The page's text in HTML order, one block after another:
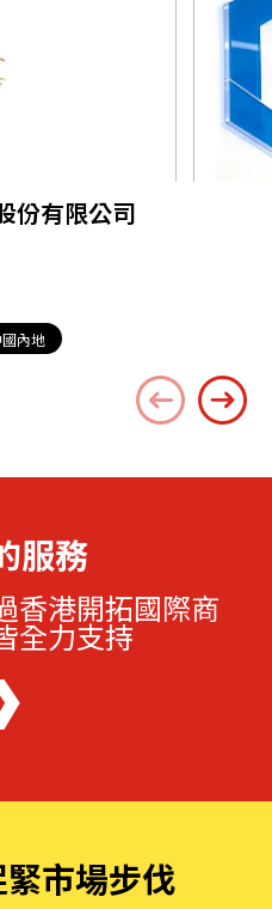
份有限公司
內地
服務
香港開拓國際商
全力支持
市場步伐